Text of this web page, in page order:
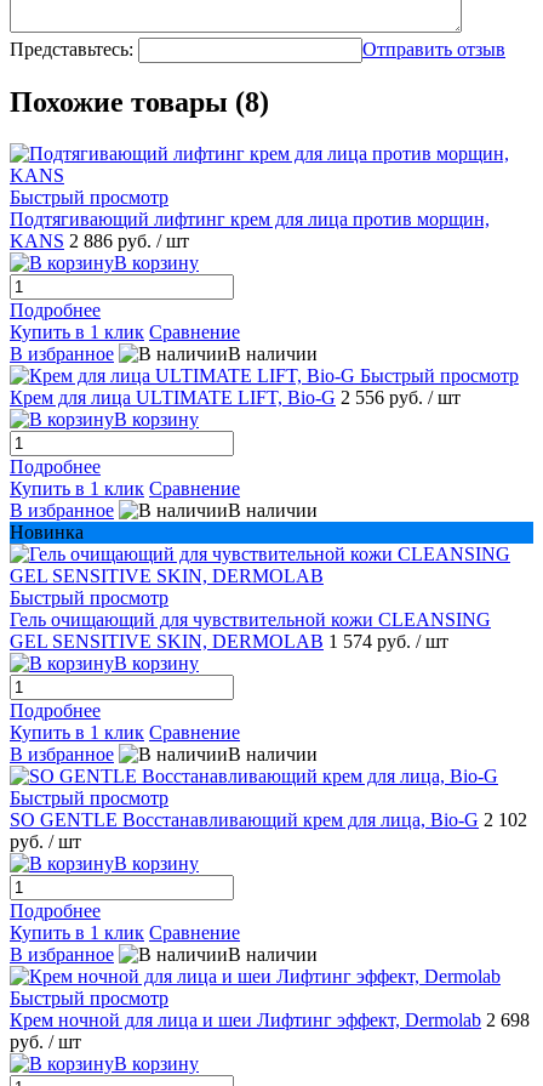
Представьтесь: Отправить отзыв
Похожие товары (8)
Быстрый просмотр
Подтягивающий лифтинг крем для лица против морщин,
KANS 2 886 руб. / шт
В корзину
Подробнее
Купить в 1 клик Сравнение
В избранное
В наличии
Быстрый просмотр
Крем для лица ULTIMATE LIFT, Bio-G 2 556 руб. / шт
В корзину
Подробнее
Купить в 1 клик Сравнение
В избранное
В наличии
Новинка
Быстрый просмотр
Гель очищающий для чувствительной кожи CLEANSING
GEL SENSITIVE SKIN, DERMOLAB 1 574 руб. / шт
В корзину
Подробнее
Купить в 1 клик Сравнение
В избранное
В наличии
Быстрый просмотр
SO GENTLE Восстанавливающий крем для лица, Bio-G 2 102
руб. / шт
В корзину
Подробнее
Купить в 1 клик Сравнение
В избранное
В наличии
Быстрый просмотр
Крем ночной для лица и шеи Лифтинг эффект, Dermolab 2 698
руб. / шт
В корзину